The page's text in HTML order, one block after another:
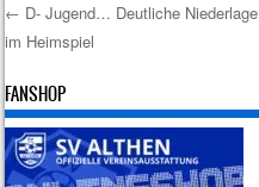
Post navigation
← D- Jugend… Deutliche Niederlage
im Heimspiel
FANSHOP